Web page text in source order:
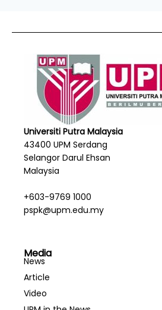
Universiti Putra Malaysia
43400 UPM Serdang
Selangor Darul Ehsan
Malaysia
+603-9769 1000
pspk@upm.edu.my
Media
News
Article
Video